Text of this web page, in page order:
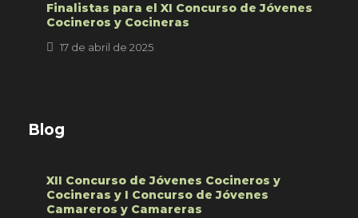
Finalistas para el XI Concurso de Jóvenes
Cocineros y Cocineras
17 de abril de 2025
Blog
XII Concurso de Jóvenes Cocineros y
Cocineras y I Concurso de Jóvenes
Camareros y Camareras